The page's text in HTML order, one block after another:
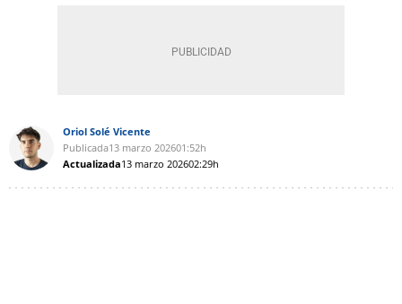
Oriol Solé Vicente
Publicada13 marzo 202601:52h
Actualizada13 marzo 202602:29h